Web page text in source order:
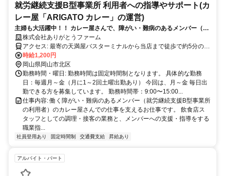
就労継続支援B型事業所 利用者への指導やサポート(カ
レー屋「ARIGATO カレー」の運営)
主婦も大活躍中！！ カレー屋さんで、障がい・難病のあるメンバー（就
労継続支援B型事業所の利用者）の仕事をサポートするお仕事です。
株式会社ありがとうファーム
アクセス: 最寄の天満屋バスターミナルから当店まで徒歩で約5分の距
離です。また、自転車やバイクでのアクセスも可能です。通勤に便利
な立地にありますので、ぜひご検討ください。
時給1,200円
岡山県岡山市北区
勤務時間・曜日: 勤務時間は固定時間制となります。 具体的な勤務
日：毎週月～金（月に1～2回土曜出勤あり） 今回は、月～金 毎日出
勤できる方を募集しています。 勤務時間帯：9:00〜15:00...
仕事内容: 働く障がい・難病のあるメンバー（就労継続支援B型事業所
の利用者）のカレー屋さんでの仕事を支えるお仕事です。 飲食店ス
タッフとしての調理・接客の業務と、メンバーへの支援・指導をする
職業指...
社員登用あり 固定時間制 交通費支給 昇給あり
アルバイト・パート